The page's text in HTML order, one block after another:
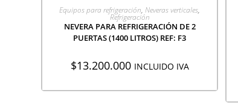
AGREGAR A COTIZACIÓN
Equipos para refrigeración, Neveras verticales,
Refrigeración
NEVERA PARA REFRIGERACIÓN DE 2
PUERTAS (1400 LITROS) REF: F3
$13.200.000 INCLUIDO IVA